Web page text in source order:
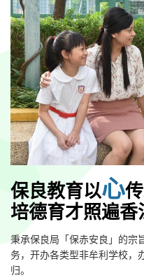
保良教育以心
培德育才照遍香
秉承保良局「保赤安良」的宗
务，开办各类型非牟利学校，
归。